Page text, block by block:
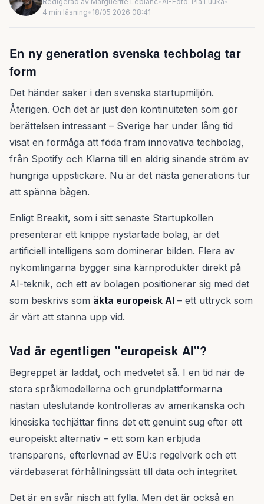
4 min läsning• 18/05 2026 08:41
En ny generation svenska techbolag tar
form
Det händer saker i den svenska startupmiljön.
Återigen. Och det är just den kontinuiteten som gör
berättelsen intressant – Sverige har under lång tid
visat en förmåga att föda fram innovativa techbolag,
från Spotify och Klarna till en aldrig sinande ström av
hungriga uppstickare. Nu är det nästa generations tur
att spänna bågen.
Enligt Breakit, som i sitt senaste Startupkollen
presenterar ett knippe nystartade bolag, är det
artificiell intelligens som dominerar bilden. Flera av
nykomlingarna bygger sina kärnprodukter direkt på
AI-teknik, och ett av bolagen positionerar sig med det
som beskrivs som äkta europeisk AI – ett uttryck som
är värt att stanna upp vid.
Vad är egentligen "europeisk AI"?
Begreppet är laddat, och medvetet så. I en tid när de
stora språkmodellerna och grundplattformarna
nästan uteslutande kontrolleras av amerikanska och
kinesiska techjättar finns det ett genuint sug efter ett
europeiskt alternativ – ett som kan erbjuda
transparens, efterlevnad av EU:s regelverk och ett
värdebaserat förhållningssätt till data och integritet.
Det är en svår nisch att fylla. Men det är också en